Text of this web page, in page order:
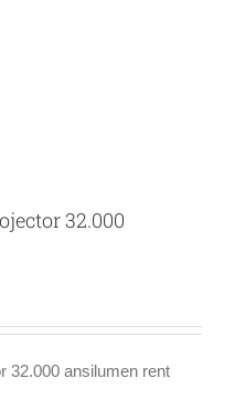
32.000
32.000 ansilumen rent